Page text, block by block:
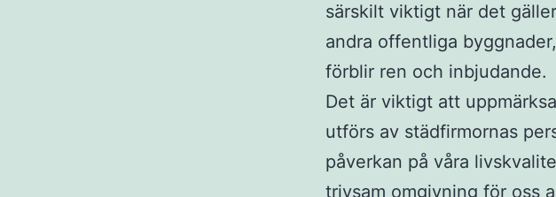
särskilt viktigt när det
andra offentliga
förblir ren och inbjudande.
Det är viktigt att
utförs av städfirmornas
påverkan på våra
trivsam omgivning för oss